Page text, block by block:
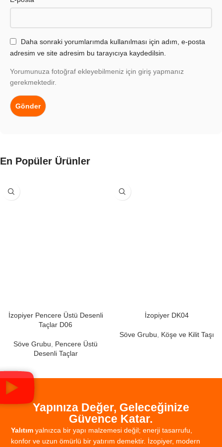
Daha sonraki yorumlarımda kullanılması için adım, e-posta
adresim ve site adresim bu tarayıcıya kaydedilsin.
Yorumunuza fotoğraf ekleyebilmeniz için giriş yapmanız
gerekmektedir.
En Popüler Ürünler
İzopiyer Pencere Üstü Desenli
Taçlar D06
Söve Grubu
Pencere Üstü
Desenli Taçlar
İzopiyer DK04
Söve Grubu Köşe ve Kilit Taşı
Yapınıza Değer, Geleceğinize
Güvence Katar.
Yalıtım yalnızca bir yapı malzemesi değil; enerji tasarrufu,
konfor ve uzun ömürlü bir yatırım demektir. İzopiyer, modern